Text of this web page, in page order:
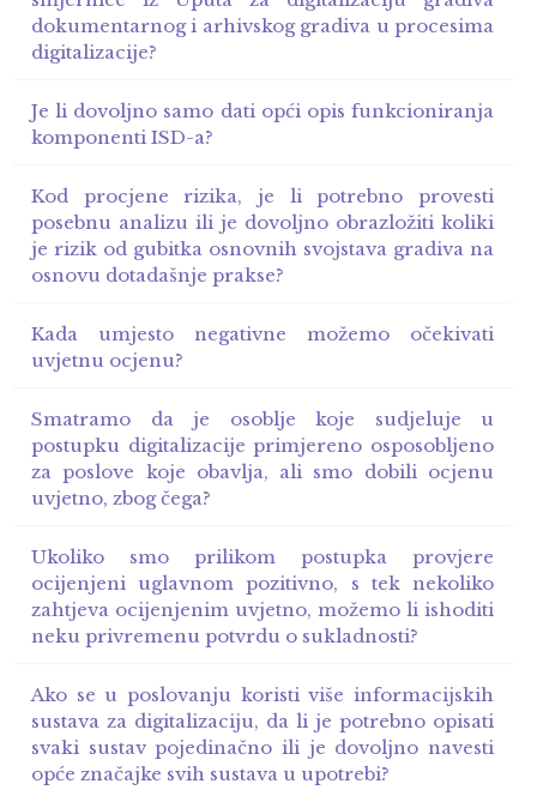
dokumentarnog i arhivskog gradiva u procesima
digitalizacije?
Je li dovoljno samo dati opći opis funkcioniranja
komponenti ISD-a?
Kod procjene rizika, je li potrebno provesti
posebnu analizu ili je dovoljno obrazložiti koliki
je rizik od gubitka osnovnih svojstava gradiva na
osnovu dotadašnje prakse?
Kada umjesto negativne možemo očekivati
uvjetnu ocjenu?
Smatramo da je osoblje koje sudjeluje u
postupku digitalizacije primjereno osposobljeno
za poslove koje obavlja, ali smo dobili ocjenu
uvjetno, zbog čega?
Ukoliko smo prilikom postupka provjere
ocijenjeni uglavnom pozitivno, s tek nekoliko
zahtjeva ocijenjenim uvjetno, možemo li ishoditi
neku privremenu potvrdu o sukladnosti?
Ako se u poslovanju koristi više informacijskih
sustava za digitalizaciju, da li je potrebno opisati
svaki sustav pojedinačno ili je dovoljno navesti
opće značajke svih sustava u upotrebi?